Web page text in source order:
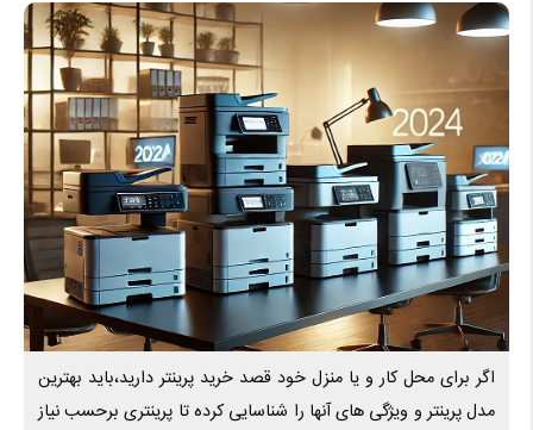
اگر برای محل کار و یا منزل خود قصد خرید پرینتر دارید،باید بهترین
مدل پرینتر و ویژگی های آنها را شناسایی کرده تا پرینتری برحسب نیاز